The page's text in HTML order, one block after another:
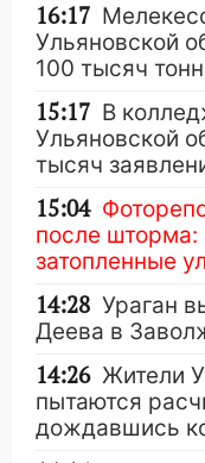
16:17
Ульяновской
100 тысяч
15:17 В
Ульяновской
тысяч
15:04
после шторма:
затопленные
14:28 Ураган
Деева в
14:26 Жители
пытаются
дождавшись